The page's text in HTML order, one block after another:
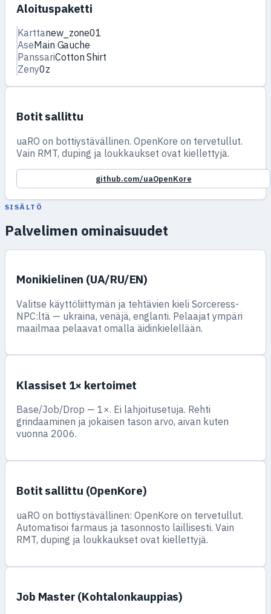
Aloituspaketti
Karttanew_zone01
AseMain Gauche
PanssariCotton Shirt
Zeny0z
Botit sallittu
uaRO on bottiystävällinen. OpenKore on tervetullut.
Vain RMT, duping ja loukkaukset ovat kiellettyjä.
github.com/uaOpenKore
SISÄLTÖ
Palvelimen ominaisuudet
Monikielinen (UA/RU/EN)
Valitse käyttöliittymän ja tehtävien kieli Sorceress-
NPC:ltä — ukraina, venäjä, englanti. Pelaajat ympäri
maailmaa pelaavat omalla äidinkielellään.
Klassiset 1× kertoimet
Base/Job/Drop — 1×. Ei lahjoitusetuja. Rehti
grindaaminen ja jokaisen tason arvo, aivan kuten
vuonna 2006.
Botit sallittu (OpenKore)
uaRO on bottiystävällinen: OpenKore on tervetullut.
Automatisoi farmaus ja tasonnosto laillisesti. Vain
RMT, duping ja loukkaukset ovat kiellettyjä.
Job Master (Kohtalonkauppias)